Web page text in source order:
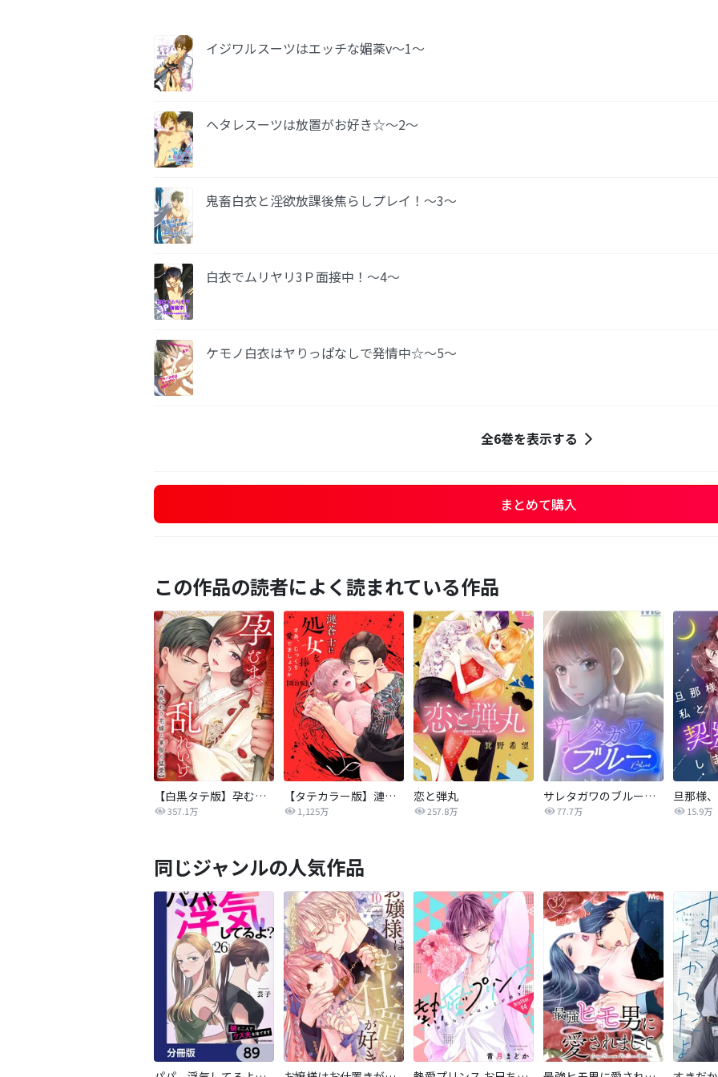
イジワルスーツはエッチな媚薬v～1～
ヘタレスーツは放置がお好き☆～2～
鬼畜白衣と淫欲放課後焦らしプレイ！～3～
白衣でムリヤリ3Ｐ面接中！～4～
ケモノ白衣はヤりっぱなしで発情中☆〜5〜
全6巻を表示する
まとめて購入
この作品の読者によく読まれている作品
【白黒タテ版】孕むまで乱れいけ～身代わり花嫁と軍服の猛愛
357.1万
【タテカラー版】漣蒼士に処女を捧ぐ～さあ、じっくり愛でましょうか
1,125万
恋と弾丸
257.8万
サレタガワのブルー【タテヨミ】
77.7万 15.9万
同じジャンルの人気作品